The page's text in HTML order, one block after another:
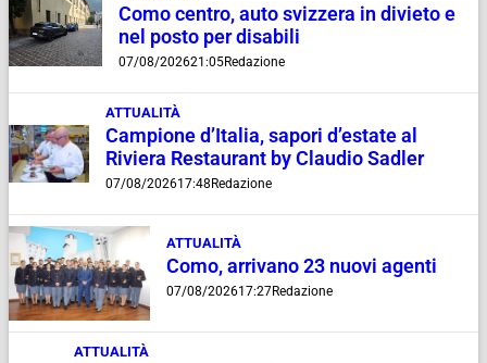
Como centro, auto svizzera in divieto e
nel posto per disabili
07/08/202621:05Redazione
ATTUALITÀ
Campione d’Italia, sapori d’estate al
Riviera Restaurant by Claudio Sadler
07/08/202617:48Redazione
ATTUALITÀ
Como, arrivano 23 nuovi agenti
07/08/202617:27Redazione
ATTUALITÀ